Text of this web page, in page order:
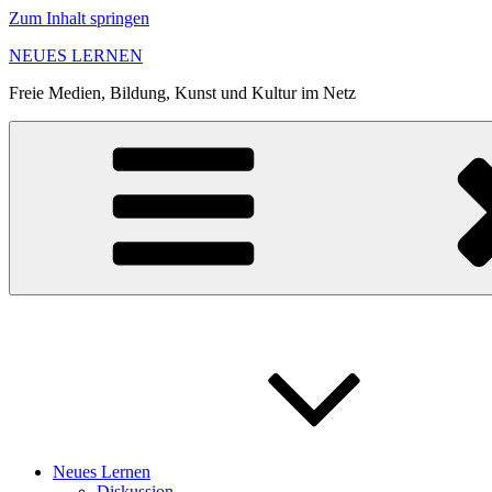
Zum Inhalt springen
NEUES LERNEN
Freie Medien, Bildung, Kunst und Kultur im Netz
Neues Lernen